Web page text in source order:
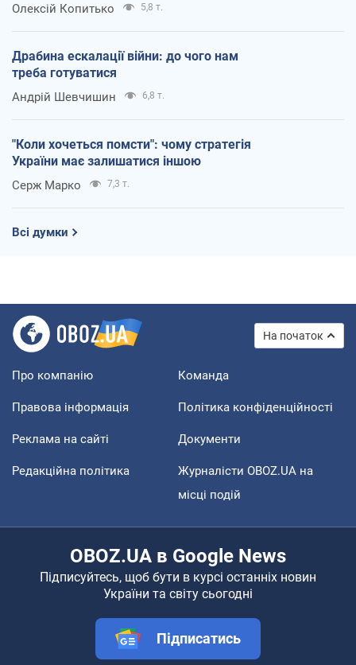
Олексій Копитько 5,8 т.
Драбина ескалації війни: до чого нам
треба готуватися
Андрій Шевчишин 6,8 т.
"Коли хочеться помсти": чому стратегія
України має залишатися іншою
Серж Марко 7,3 т.
Всі думки
На початок
Про компанію Команда
Правова інформація Політика конфіденційності
Реклама на сайті Документи
Редакційна політика
Журналісти OBOZ.UA на
місці подій
OBOZ.UA в Google News
Підписуйтесь, щоб бути в курсі останніх новин
України та світу сьогодні
Підписатись